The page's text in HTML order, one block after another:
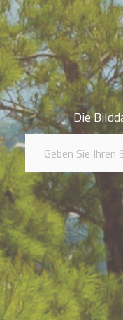
Die